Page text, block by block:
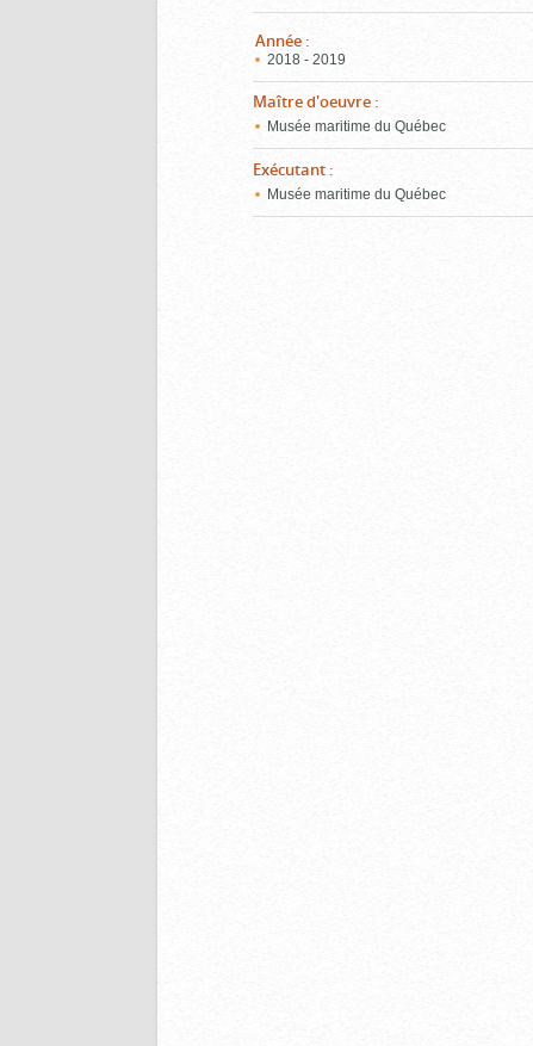
Année :
2018 - 2019
Maître d'oeuvre :
Musée maritime du Québec
Exécutant :
Musée maritime du Québec